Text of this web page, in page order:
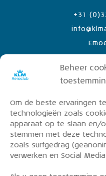
Beheer
Om de beste ervaringen
technologieën zoals
apparaat op te slaan en/
stemmen met deze
zoals surfgedrag
verwerken en Social
+31
OVER DE